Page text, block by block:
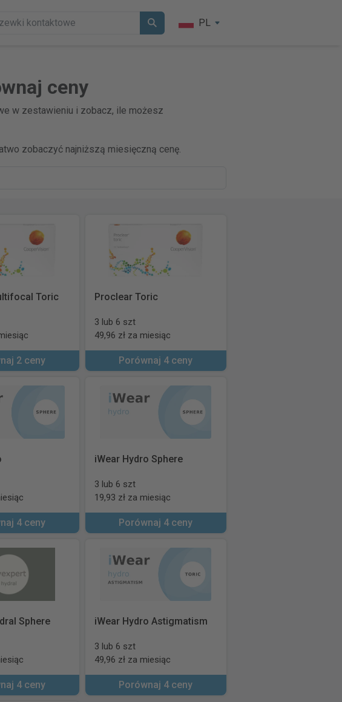
PL
ceny
w zestawieniu i zobacz, ile możesz
zobaczyć najniższą miesięczną cenę.
Toric
2 ceny
Proclear Toric
3 lub 6 szt
49,96 zł za miesiąc
Porównaj 4 ceny
4 ceny
iWear Hydro Sphere
3 lub 6 szt
19,93 zł za miesiąc
Porównaj 4 ceny
Sphere
4 ceny
iWear Hydro Astigmatism
3 lub 6 szt
49,96 zł za miesiąc
Porównaj 4 ceny